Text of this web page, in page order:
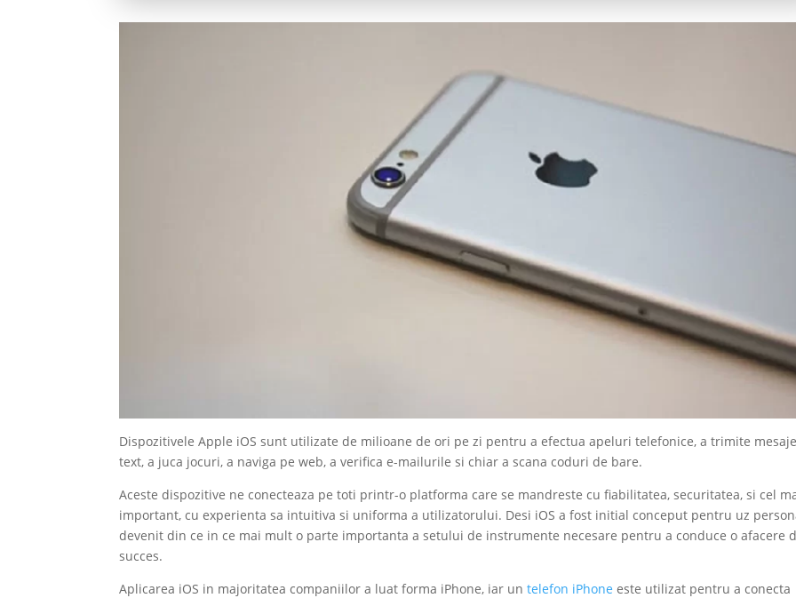
Dispozitivele Apple iOS sunt utilizate de milioane de ori pe zi pentru a efectua apeluri telefonice, a trimite mesaje
text, a juca jocuri, a naviga pe web, a verifica e-mailurile si chiar a scana coduri de bare.
Aceste dispozitive ne conecteaza pe toti printr-o platforma care se mandreste cu fiabilitatea, securitatea, si cel
important, cu experienta sa intuitiva si uniforma a utilizatorului. Desi iOS a fost initial conceput pentru uz
devenit din ce in ce mai mult o parte importanta a setului de instrumente necesare pentru a conduce o afacere
succes.
Aplicarea iOS in majoritatea companiilor a luat forma iPhone, iar untelefon iPhone este utilizat pentru a conecta